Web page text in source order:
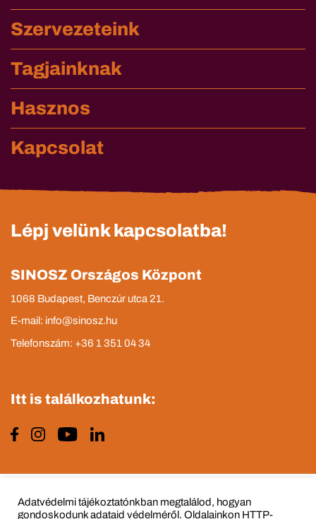
Szervezeteink
Tagjainknak
Hasznos
Kapcsolat
Lépj velünk kapcsolatba!
SINOSZ Országos Központ
1068 Budapest, Benczúr utca 21.
E-mail: info@sinosz.hu
Telefonszám: +36 1 351 04 34
Itt is találkozhatunk:
Impresszum Adatvédelmi tájékoztató
Adatvédelmi tájékoztatónkban megtalálod, hogyan
gondoskodunk adataid védelméről. Oldalainkon HTTP-